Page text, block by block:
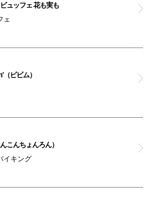
ュッフェ 花も実も
ェ
ビビム）
こんちょんろん）
イキング